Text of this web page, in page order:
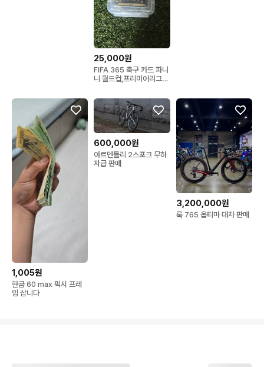
25,000원
FIFA 365 축구 카드 파니
니 월드컵,프리미어리그
1,005원
현금 60 max 픽시 프레
임 삽니다
600,000원
아르덴틀리 2스포크 무하
자급 판매
3,200,000원
룩 765 옵티마 대차 판매